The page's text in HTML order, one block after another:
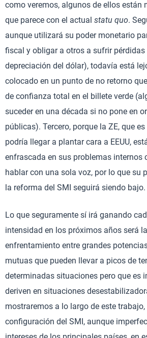
como veremos, algunos de ellos están
que parece con el actual statu quo.
aunque utilizará su poder monetario
fiscal y obligar a otros a sufrir pérdidas
depreciación del dólar), todavía está
colocado en un punto de no retorno
de confianza total en el billete verde
suceder en una década si no pone en
públicas). Tercero, porque la ZE, que
podría llegar a plantar cara a EEUU,
enfrascada en sus problemas internos
hablar con una sola voz, por lo que su
la reforma del SMI seguirá siendo bajo.
Lo que seguramente sí irá ganando
intensidad en los próximos años será
enfrentamiento entre grandes
mutuas que pueden llevar a picos de
determinadas situaciones pero que es
deriven en situaciones
mostraremos a lo largo de este
configuración del SMI, aunque